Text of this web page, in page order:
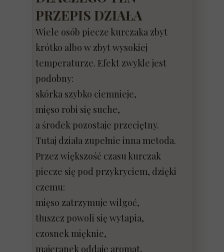
PRZEPIS DZIAŁA
Wiele osób piecze kurczaka zbyt
krótko albo w zbyt wysokiej
temperaturze. Efekt zwykle jest
podobny:
skórka szybko ciemnieje,
mięso robi się suche,
a środek pozostaje przeciętny.
Tutaj działa zupełnie inna metoda.
Przez większość czasu kurczak
piecze się pod przykryciem, dzięki
czemu:
mięso zatrzymuje wilgoć,
tłuszcz powoli się wytapia,
czosnek mięknie,
majeranek oddaje aromat,